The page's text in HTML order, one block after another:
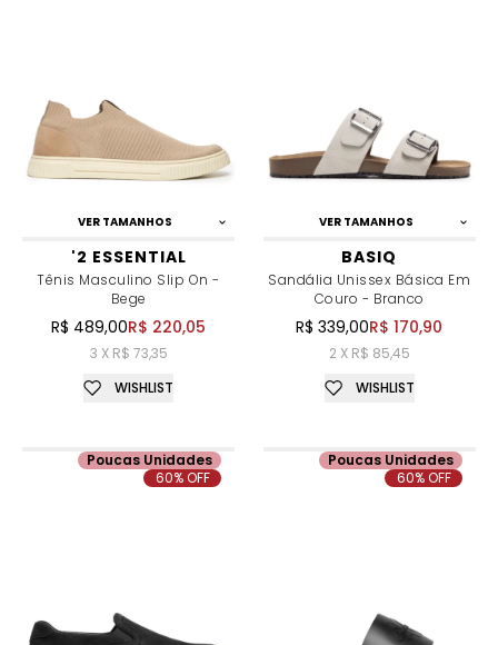
VER TAMANHOS
'2 ESSENTIAL
Tênis Masculino Slip On -
Bege
R$ 489,00R$ 220,05
3 X R$ 73,35
WISHLIST
VER TAMANHOS
BASIQ
Sandália Unissex Básica Em
Couro - Branco
R$ 339,00R$ 170,90
2 X R$ 85,45
WISHLIST
Poucas Unidades
60% OFF
Poucas Unidades
60% OFF